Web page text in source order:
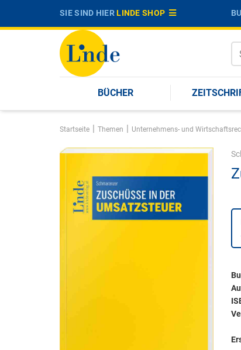
SIE SIND HIERLINDE SHOP
BÜCHER
Startseite | Themen | Unternehmens- und